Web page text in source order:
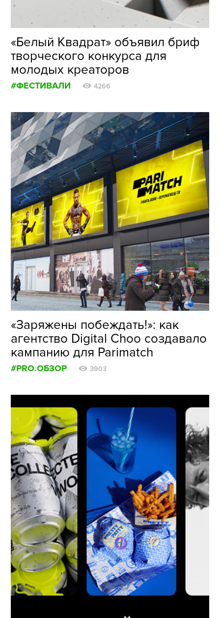
«Белый Квадрат» объявил бриф
творческого конкурса для
молодых креаторов
#ФЕСТИВАЛИ 4266
«Заряжены побеждать!»: как
агентство Digital Choo создавало
кампанию для Parimatch
#PRO.ОБЗОР 3903